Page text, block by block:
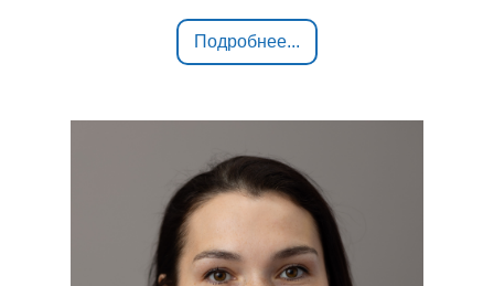
Подробнее...